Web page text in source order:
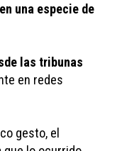
una especie de
las tribunas
en redes
gesto, el